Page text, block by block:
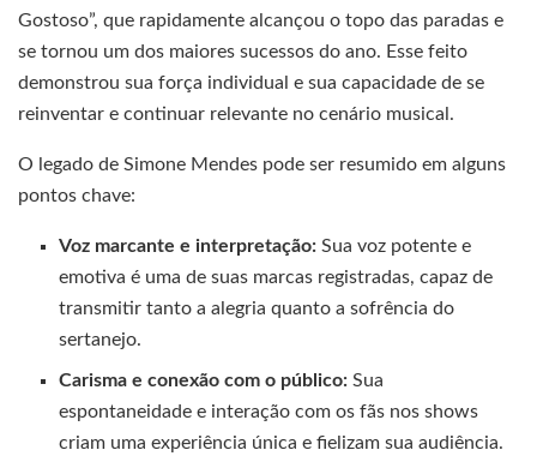
Gostoso”, que rapidamente alcançou o topo das paradas e
se tornou um dos maiores sucessos do ano. Esse feito
demonstrou sua força individual e sua capacidade de se
reinventar e continuar relevante no cenário musical.
O legado de Simone Mendes pode ser resumido em alguns
pontos chave:
Voz marcante e interpretação: Sua voz potente e
emotiva é uma de suas marcas registradas, capaz de
transmitir tanto a alegria quanto a sofrência do
sertanejo.
Carisma e conexão com o público: Sua
espontaneidade e interação com os fãs nos shows
criam uma experiência única e fielizam sua audiência.